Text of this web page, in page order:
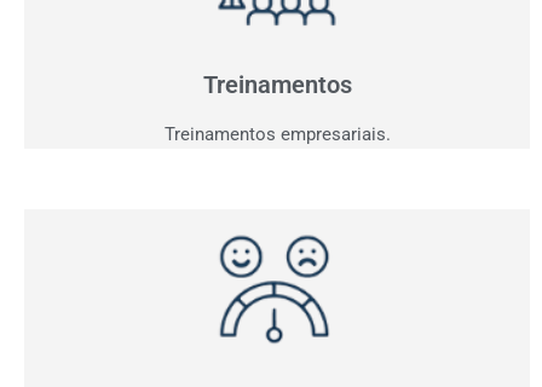
Treinamentos
Treinamentos empresariais.
Agora que você já tem clientes interessados,
Pesquisa de Satisfação
Entender para atender e consequentemente vender!